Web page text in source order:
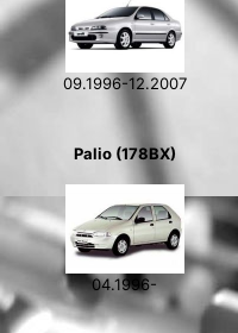
09.1996-12.2007
Palio (178BX)
04.1996-